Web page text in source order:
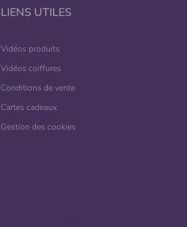
LIENS UTILES
Vidéos produits
Vidéos coiffures
Conditions de vente
Cartes cadeaux
Gestion des cookies
.